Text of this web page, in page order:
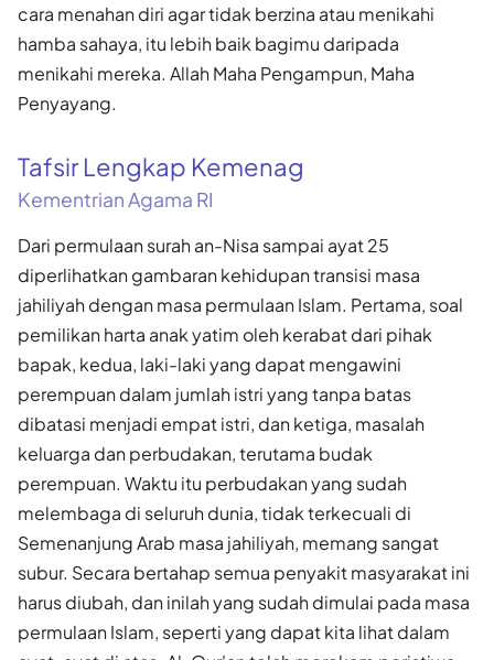
cara menahan diri agar tidak berzina atau menikahi
hamba sahaya, itu lebih baik bagimu daripada
menikahi mereka. Allah Maha Pengampun, Maha
Penyayang.
Tafsir Lengkap Kemenag
Kementrian Agama RI
Dari permulaan surah an-Nisa sampai ayat 25
diperlihatkan gambaran kehidupan transisi masa
jahiliyah dengan masa permulaan Islam. Pertama, soal
pemilikan harta anak yatim oleh kerabat dari pihak
bapak, kedua, laki-laki yang dapat mengawini
perempuan dalam jumlah istri yang tanpa batas
dibatasi menjadi empat istri, dan ketiga, masalah
keluarga dan perbudakan, terutama budak
perempuan. Waktu itu perbudakan yang sudah
melembaga di seluruh dunia, tidak terkecuali di
Semenanjung Arab masa jahiliyah, memang sangat
subur. Secara bertahap semua penyakit masyarakat ini
harus diubah, dan inilah yang sudah dimulai pada masa
permulaan Islam, seperti yang dapat kita lihat dalam